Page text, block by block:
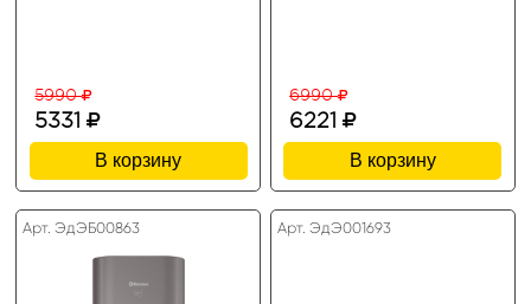
5990
5331
В корзину
6990
6221
В корзину
Арт. ЭдЭБ00863 Арт. ЭдЭ001693